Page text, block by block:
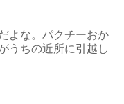
よな。パクチーおか
うちの近所に引越し